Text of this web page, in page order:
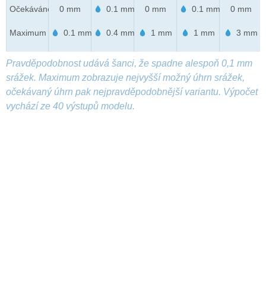
Očekáváno
Maximum
0 mm
0.1 mm
0.1 mm
0.4 mm
0 mm
1 mm
0.1 mm
1 mm
0 mm
3 mm
Pravděpodobnost udává šanci, že spadne alespoň 0,1 mm
srážek. Maximum zobrazuje nejvyšší možný úhrn srážek,
očekávaný úhrn pak nejpravděpodobnější variantu. Výpočet
vychází ze 40 výstupů modelu.